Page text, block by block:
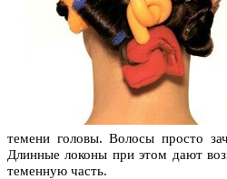
темени головы. Волосы просто
Длинные локоны при этом дают
теменную часть.